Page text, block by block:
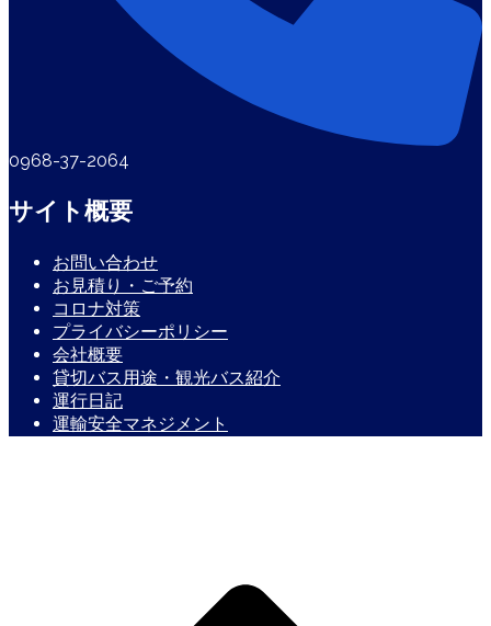
0968-37-2064
サイト概要
お問い合わせ
お見積り・ご予約
コロナ対策
プライバシーポリシー
会社概要
貸切バス用途・観光バス紹介
運行日記
運輸安全マネジメント